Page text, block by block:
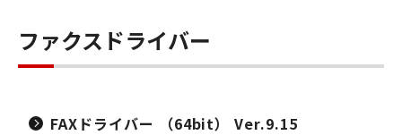
ファクスドライバー
FAXドライバー （64bit） Ver.9.15